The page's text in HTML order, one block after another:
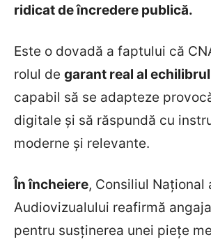
ridicat de încredere publică.
Este o dovadă a faptului că
rolul de garant real al
capabil să se adapteze
digitale și să răspundă cu
moderne și relevante.
În încheiere, Consiliul Național
Audiovizualului reafirmă
pentru susținerea unei piețe